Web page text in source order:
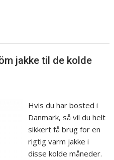
jakke til de kolde
Hvis du har bosted i
Danmark, så vil du helt
sikkert få brug for en
rigtig varm jakke i
disse kolde måneder.